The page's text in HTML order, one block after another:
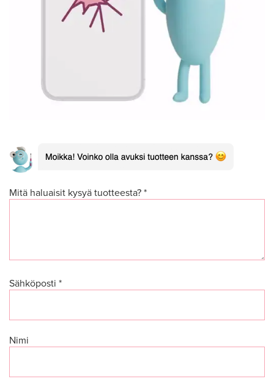
Mitä haluaisit kysyä tuotteesta? *
Sähköposti *
Nimi